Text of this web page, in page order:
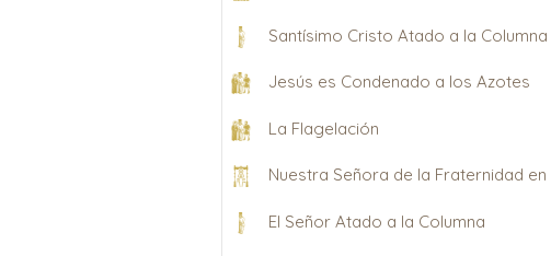
Santísimo Cristo Atado a la Columna
Jesús es Condenado a los Azotes
La Flagelación
Nuestra Señora de la Fraternidad
El Señor Atado a la Columna